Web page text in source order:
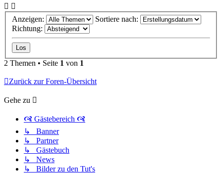
Anzeigen:
Sortiere nach:
Richtung:
2 Themen • Seite 1 von 1
Zurück zur Foren-Übersicht
Gehe zu
🙧 Gästebereich 🙧
↳ Banner
↳ Partner
↳ Gästebuch
↳ News
↳ Bilder zu den Tut's